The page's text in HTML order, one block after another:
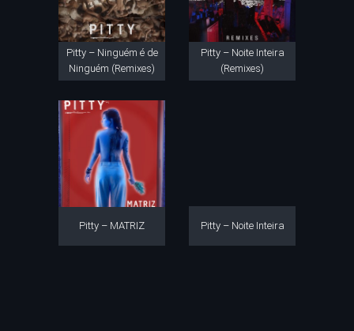
Pitty – Ninguém é de
Ninguém (Remixes)
Pitty – Noite Inteira
(Remixes)
Pitty – MATRIZ Pitty – Noite Inteira